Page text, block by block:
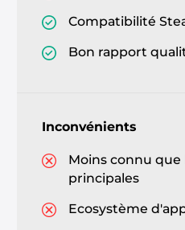
Compatibilité
Bon rapport
Inconvénients
Moins connu que
principales
Ecosystème